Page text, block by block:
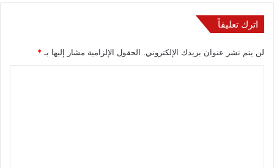
اترك تعليقاً
لن يتم نشر عنوان بريدك الإلكتروني. الحقول الإلزامية مشار إليها بـ *